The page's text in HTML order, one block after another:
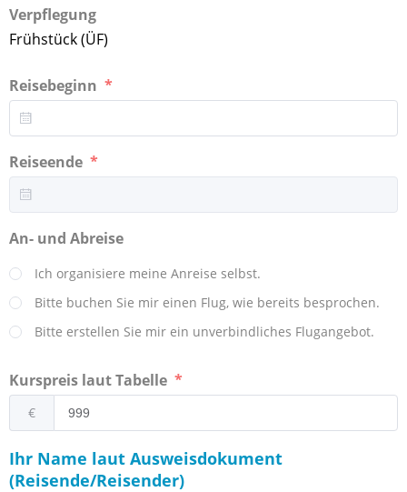
Verpflegung
Frühstück (ÜF)
Reisebeginn
Reiseende
An- und Abreise
Ich organisiere meine Anreise selbst.
Bitte buchen Sie mir einen Flug, wie bereits besprochen.
Bitte erstellen Sie mir ein unverbindliches Flugangebot.
Kurspreis laut Tabelle
€
Ihr Name laut Ausweisdokument
(Reisende/Reisender)